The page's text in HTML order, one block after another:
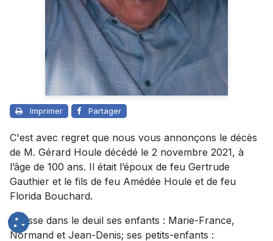
Imprimer Partager
C'est avec regret que nous vous annonçons le décès
de M. Gérard Houle décédé le 2 novembre 2021, à
l’âge de 100 ans. Il était l’époux de feu Gertrude
Gauthier et le fils de feu Amédée Houle et de feu
Florida Bouchard.
Il laisse dans le deuil ses enfants : Marie-France,
Normand et Jean-Denis; ses petits-enfants :